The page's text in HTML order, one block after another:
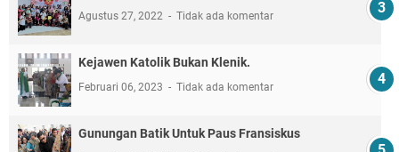
Agustus 27, 2022 Tidak ada komentar
Kejawen Katolik Bukan Klenik.
Februari 06, 2023 Tidak ada komentar
Gunungan Batik Untuk Paus Fransiskus